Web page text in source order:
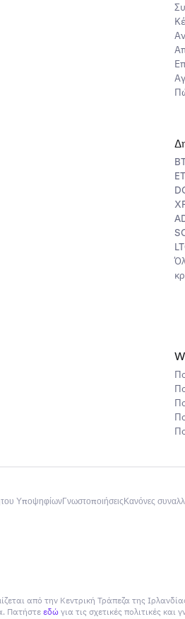
ΥποψηφίωνΓνωστοποιήσειςΚανόνες
από την Κεντρική Τράπεζα της
Πατήστεεδώγια τις σχετικές πολιτικές και